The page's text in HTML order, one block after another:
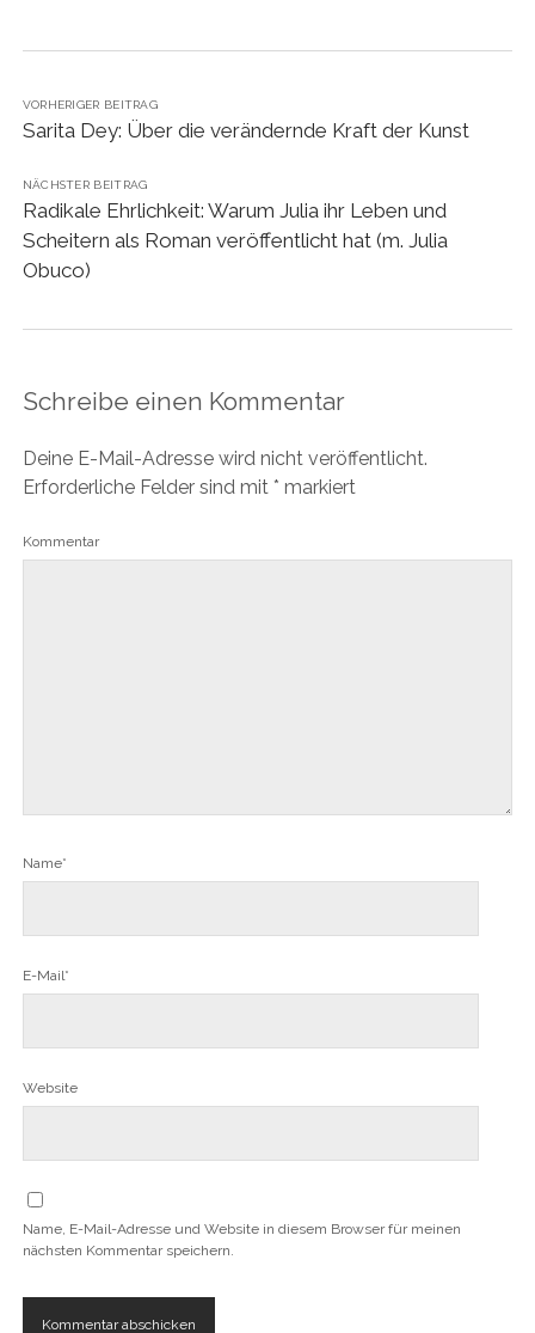
VORHERIGER BEITRAG
Sarita Dey: Über die verändernde Kraft der Kunst
NÄCHSTER BEITRAG
Radikale Ehrlichkeit: Warum Julia ihr Leben und
Scheitern als Roman veröffentlicht hat (m. Julia
Obuco)
Schreibe einen Kommentar
Deine E-Mail-Adresse wird nicht veröffentlicht.
Erforderliche Felder sind mit * markiert
Kommentar
Name*
E-Mail*
Website
Name, E-Mail-Adresse und Website in diesem Browser für meinen
nächsten Kommentar speichern.